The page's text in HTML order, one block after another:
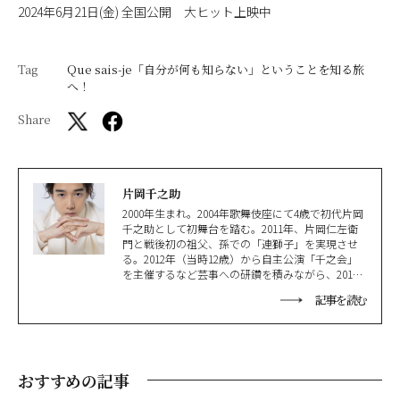
2024年6月21日(金) 全国公開 大ヒット上映中
Tag
Que sais-je「自分が何も知らない」ということを知る旅
へ！
Share
片岡千之助
2000年生まれ。2004年歌舞伎座にて4歳で初代片岡
千之助として初舞台を踏む。2011年、片岡仁左衛
門と戦後初の祖父、孫での「連獅子」を実現させ
る。2012年（当時12歳）から自主公演「千之会」
を主催するなど芸事への研鑽を積みながら、2017
露、2020年『カルティエ』腕時計パシャのアチバ
記事を読む
おすすめの記事